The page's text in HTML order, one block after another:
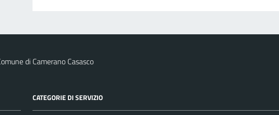
di Camerano Casasco
CATEGORIE DI SERVIZIO